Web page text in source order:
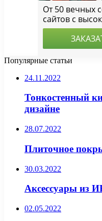
Популярные статьи
24.11.2022
Тонкостенный
дизайне
28.07.2022
Плиточное
30.03.2022
Аксессуары из
02.05.2022